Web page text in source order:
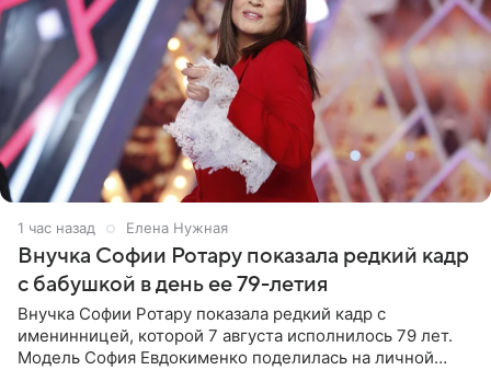
1 час назад Елена Нужная
Внучка Софии Ротару показала редкий кадр
с бабушкой в день ее 79-летия
Внучка Софии Ротару показала редкий кадр с
именинницей, которой 7 августа исполнилось 79 лет.
Модель София Евдокименко поделилась на личной